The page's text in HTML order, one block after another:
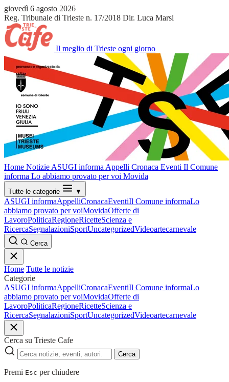
giovedì 6 agosto 2026
Reg. Tribunale di Trieste n. 17/2018 Dir. Luca Marsi
Il meglio di Trieste ogni giorno
Home Notizie ASUGI informa Appelli Cronaca Eventi Il Comune
informa Lo abbiamo provato per voi Movida
Tutte le categorie ▼
ASUGI informaAppelliCronacaEventiIl Comune informaLo
abbiamo provato per voiMovidaOfferte di
LavoroPoliticaRegioneRicetteScienza e
RicercaSegnalazioniSportUncategorizedVideoartecarnevale
Cerca
Home Tutte le notizie
Categorie
ASUGI informaAppelliCronacaEventiIl Comune informaLo
abbiamo provato per voiMovidaOfferte di
LavoroPoliticaRegioneRicetteScienza e
RicercaSegnalazioniSportUncategorizedVideoartecarnevale
Cerca su Trieste Cafe
Cerca
Premi Esc per chiudere